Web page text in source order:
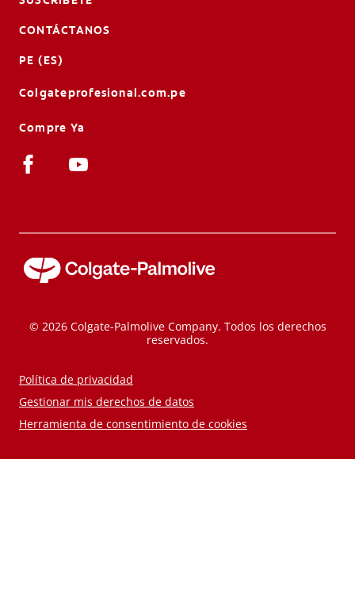
CONTÁCTANOS
PE (ES)
Colgateprofesional.com.pe
Compre Ya
© 2026 Colgate-Palmolive Company. Todos los derechos
reservados.
Política de privacidad
Gestionar mis derechos de datos
Herramienta de consentimiento de cookies